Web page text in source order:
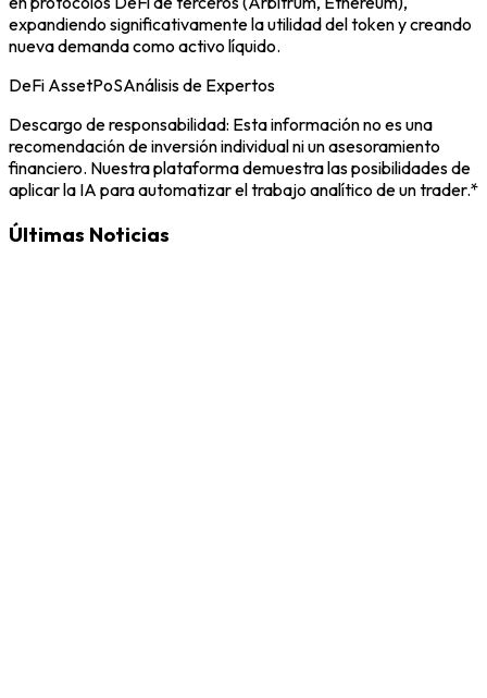
expandiendo significativamente la utilidad del token y creando
nueva demanda como activo líquido.
DeFi AssetPoSAnálisis de Expertos
Descargo de responsabilidad: Esta información no es una
recomendación de inversión individual ni un asesoramiento
financiero. Nuestra plataforma demuestra las posibilidades de
aplicar la IA para automatizar el trabajo analítico de un trader.*
Últimas Noticias